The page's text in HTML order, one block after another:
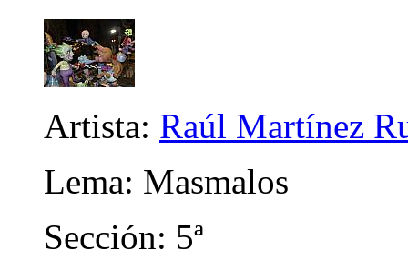
Artista: Raúl Martínez
Lema: Masmalos
Sección: 5ª